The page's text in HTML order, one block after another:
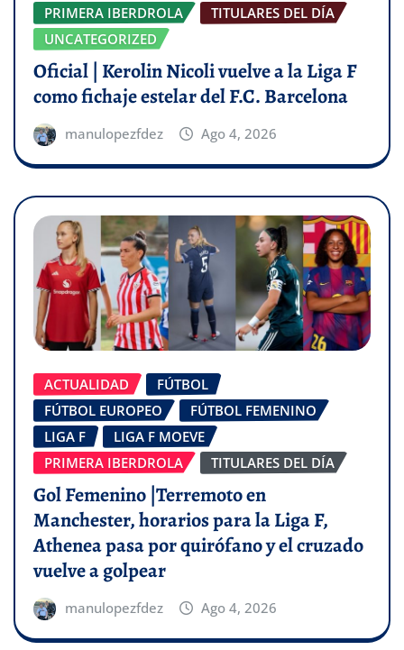
PRIMERA IBERDROLA
TITULARES DEL DÍA
UNCATEGORIZED
Oficial | Kerolin Nicoli vuelve a la Liga F
como fichaje estelar del F.C. Barcelona
manulopezfdez Ago 4, 2026
ACTUALIDAD
FÚTBOL
FÚTBOL EUROPEO
FÚTBOL FEMENINO
LIGA F
LIGA F MOEVE
PRIMERA IBERDROLA
TITULARES DEL DÍA
Gol Femenino |Terremoto en
Manchester, horarios para la Liga F,
Athenea pasa por quirófano y el cruzado
vuelve a golpear
manulopezfdez Ago 4, 2026